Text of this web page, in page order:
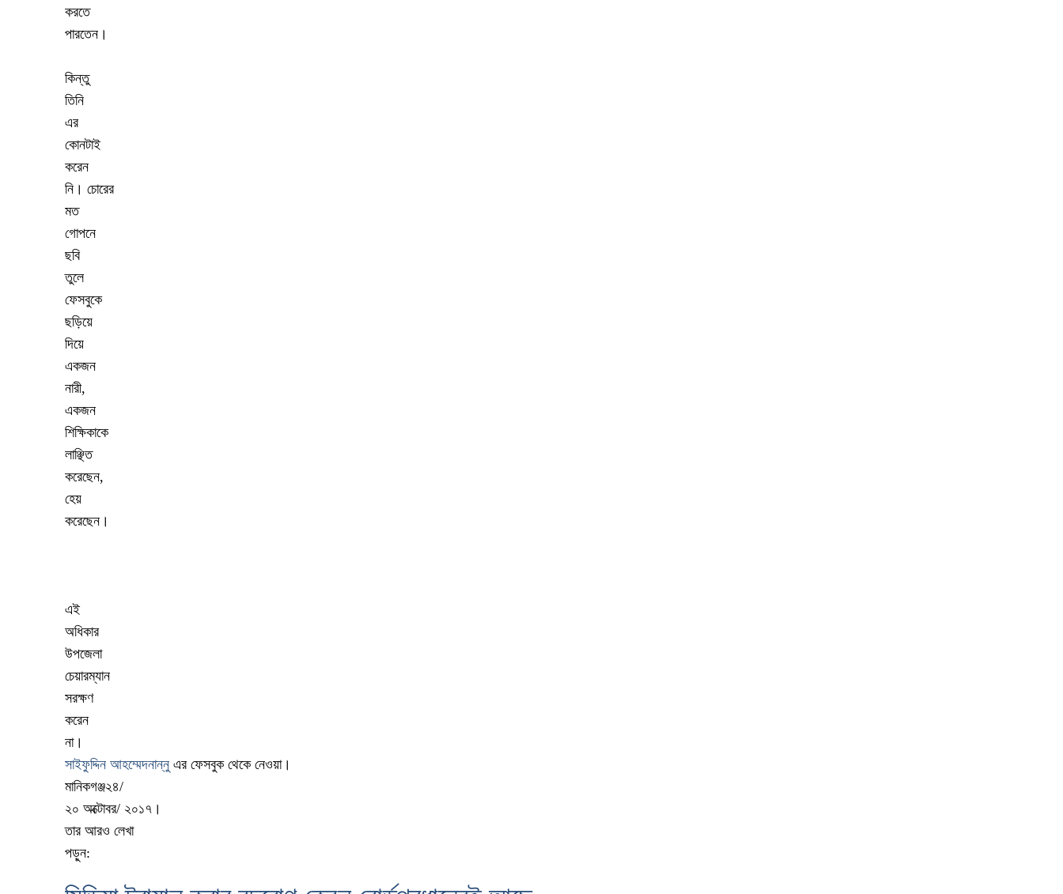
করতে
পারতেন ।
কিন্তু
তিনি
এর
কোনটাই
করেন
নি । চোরের
মত
গোপনে
ছবি
তুলে
ফেসবুকে
ছড়িয়ে
দিয়ে
একজন
নারী,
একজন
শিক্ষিকাকে
লাঞ্ছিত
করেছেন,
হেয়
করেছেন ।
এই
অধিকার
উপজেলা
চেয়ারম্যান
সরক্ষণ
করেন
না।
সাইফুদ্দিন আহম্মেদনান্নু এর ফেসবুক থেকে নেওয়া।
মানিকগঞ্জ২৪/
২০ অক্টোবর/ ২০১৭।
তার আরও লেখা
পড়ুন: